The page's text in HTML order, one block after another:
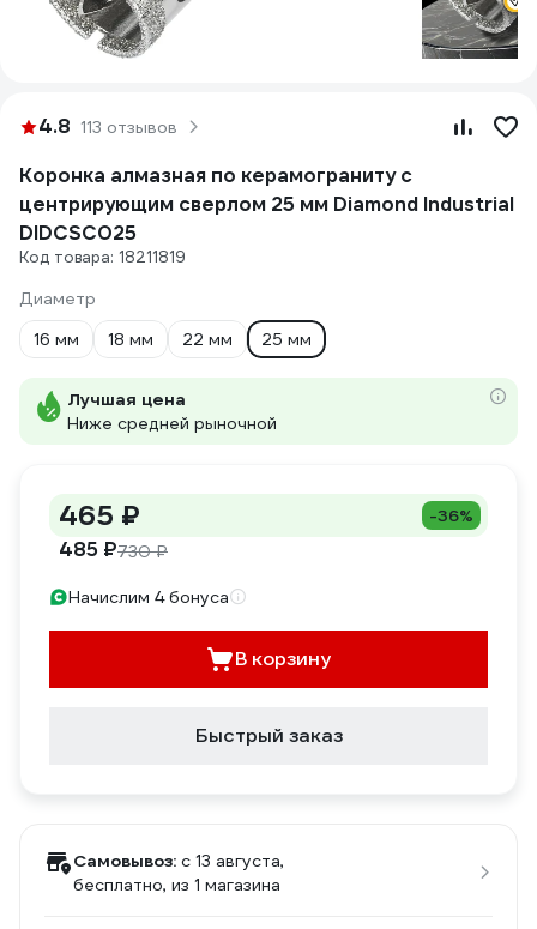
4.8 113 отзывов
Коронка алмазная по керамограниту с
центрирующим сверлом 25 мм Diamond Industrial
DIDCSC025
Код товара: 18211819
Диаметр
16 мм
18 мм 22 мм 25 мм
Лучшая цена
Ниже средней рыночной
465 ₽ -36%
485 ₽730 ₽
Начислим 4 бонуса
В корзину
Быстрый заказ
Самовывоз: c 13 августа,
бесплатно, из 1 магазина